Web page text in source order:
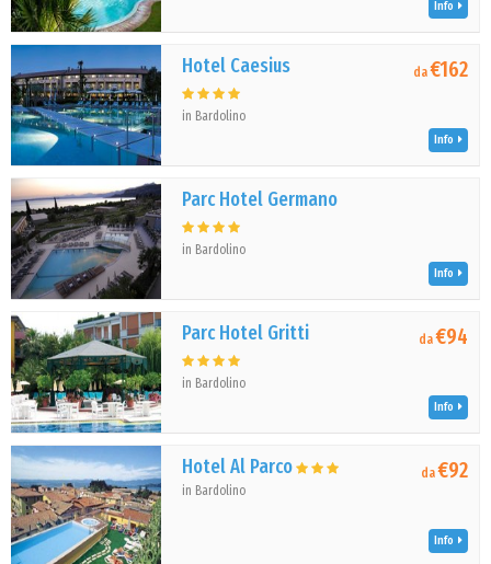
Info
Hotel Caesius
in Bardolino
da€162
Info
Parc Hotel Germano
in Bardolino
Info
Parc Hotel Gritti
in Bardolino
da€94
Info
Hotel Al Parco
in Bardolino
da€92
Info